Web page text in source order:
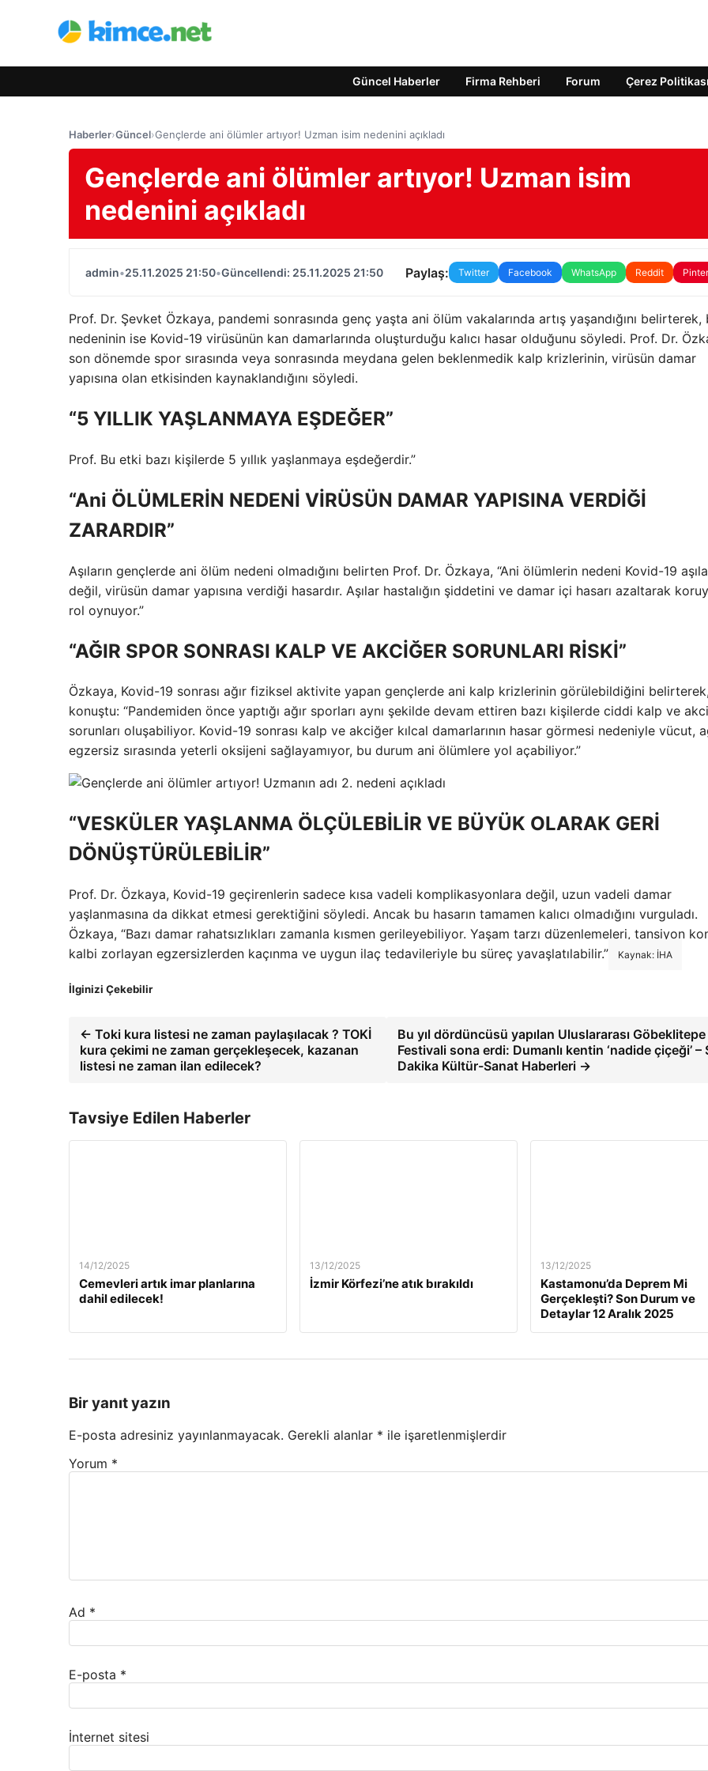
Güncel Haberler Firma Rehberi Forum Çerez Politikası
Haberler›Güncel›Gençlerde ani ölümler artıyor! Uzman isim nedenini açıkladı
Gençlerde ani ölümler artıyor! Uzman isim
nedenini açıkladı
admin•25.11.2025 21:50•Güncellendi: 25.11.2025 21:50 Paylaş: Twitter Facebook WhatsApp Reddit
Prof. Dr. Şevket Özkaya, pandemi sonrasında genç yaşta ani ölüm vakalarında artış yaşandığını belirterek,
nedeninin ise Kovid-19 virüsünün kan damarlarında oluşturduğu kalıcı hasar olduğunu söyledi. Prof. Dr.
son dönemde spor sırasında veya sonrasında meydana gelen beklenmedik kalp krizlerinin, virüsün damar
yapısına olan etkisinden kaynaklandığını söyledi.
“5 YILLIK YAŞLANMAYA EŞDEĞER”
Prof. Bu etki bazı kişilerde 5 yıllık yaşlanmaya eşdeğerdir.”
“Ani ÖLÜMLERİN NEDENİ VİRÜSÜN DAMAR YAPISINA VERDİĞİ
ZARARDIR”
Aşıların gençlerde ani ölüm nedeni olmadığını belirten Prof. Dr. Özkaya, “Ani ölümlerin nedeni Kovid-19
değil, virüsün damar yapısına verdiği hasardır. Aşılar hastalığın şiddetini ve damar içi hasarı azaltarak
rol oynuyor.”
“AĞIR SPOR SONRASI KALP VE AKCİĞER SORUNLARI RİSKİ”
Özkaya, Kovid-19 sonrası ağır fiziksel aktivite yapan gençlerde ani kalp krizlerinin görülebildiğini
konuştu: “Pandemiden önce yaptığı ağır sporları aynı şekilde devam ettiren bazı kişilerde ciddi kalp ve
sorunları oluşabiliyor. Kovid-19 sonrası kalp ve akciğer kılcal damarlarının hasar görmesi nedeniyle vücut,
egzersiz sırasında yeterli oksijeni sağlayamıyor, bu durum ani ölümlere yol açabiliyor.”
“VESKÜLER YAŞLANMA ÖLÇÜLEBİLİR VE BÜYÜK OLARAK GERİ
DÖNÜŞTÜRÜLEBİLİR”
Prof. Dr. Özkaya, Kovid-19 geçirenlerin sadece kısa vadeli komplikasyonlara değil, uzun vadeli damar
yaşlanmasına da dikkat etmesi gerektiğini söyledi. Ancak bu hasarın tamamen kalıcı olmadığını vurguladı.
Özkaya, “Bazı damar rahatsızlıkları zamanla kısmen gerileyebiliyor. Yaşam tarzı düzenlemeleri, tansiyon
kalbi zorlayan egzersizlerden kaçınma ve uygun ilaç tedavileriyle bu süreç yavaşlatılabilir.”
Kaynak: İHA
İlginizi Çekebilir
← Toki kura listesi ne zaman paylaşılacak ? TOKİ
kura çekimi ne zaman gerçekleşecek, kazanan
listesi ne zaman ilan edilecek?
Bu yıl dördüncüsü yapılan Uluslararası
Festivali sona erdi: Dumanlı kentin ‘nadide çiçeği’ –
Dakika Kültür-Sanat Haberleri →
Tavsiye Edilen Haberler
14/12/2025
Cemevleri artık imar planlarına
dahil edilecek!
13/12/2025
İzmir Körfezi’ne atık bırakıldı
13/12/2025
Kastamonu’da Deprem Mi
Gerçekleşti? Son Durum ve
Detaylar 12 Aralık 2025
Bir yanıt yazın
E-posta adresiniz yayınlanmayacak. Gerekli alanlar * ile işaretlenmişlerdir
Yorum *
Ad *
E-posta *
İnternet sitesi